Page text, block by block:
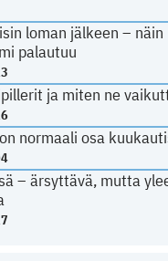
loman jälkeen – näin
palautuu
ja miten ne
normaali osa
– ärsyttävä, mutta